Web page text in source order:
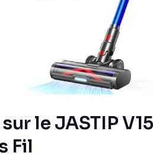
le JASTIP
Fil